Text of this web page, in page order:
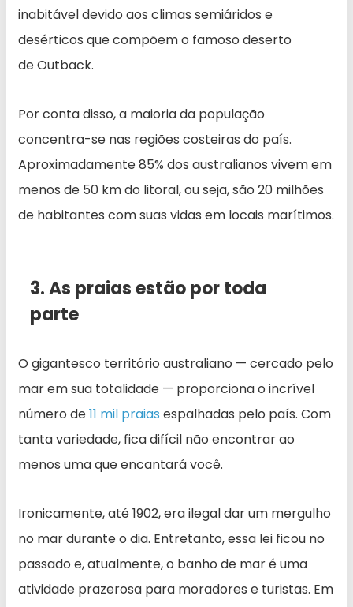
inabitável devido aos climas semiáridos e
desérticos que compõem o famoso deserto
de Outback.
Por conta disso, a maioria da população
concentra-se nas regiões costeiras do país.
Aproximadamente 85% dos australianos vivem em
menos de 50 km do litoral, ou seja, são 20 milhões
de habitantes com suas vidas em locais marítimos.
3. As praias estão por toda
parte
O gigantesco território australiano — cercado pelo
mar em sua totalidade — proporciona o incrível
número de11 mil praias espalhadas pelo país. Com
tanta variedade, fica difícil não encontrar ao
menos uma que encantará você.
Ironicamente, até 1902, era ilegal dar um mergulho
no mar durante o dia. Entretanto, essa lei ficou no
passado e, atualmente, o banho de mar é uma
atividade prazerosa para moradores e turistas. Em